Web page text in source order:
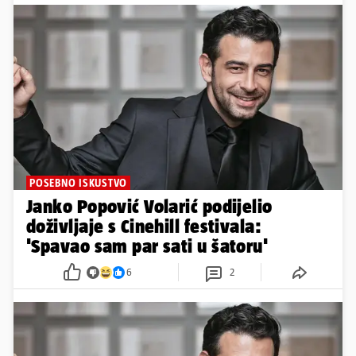
POSEBNO ISKUSTVO
Janko Popović Volarić podijelio
doživljaje s Cinehill festivala:
'Spavao sam par sati u šatoru'
6 2